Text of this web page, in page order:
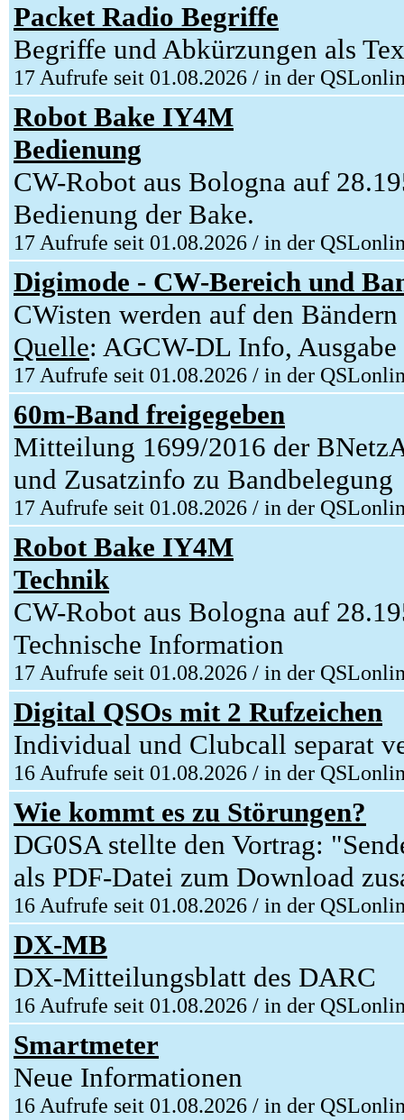
Packet Radio Begriffe
Begriffe und Abkürzungen als
17 Aufrufe seit 01.08.2026 / in der
Robot Bake IY4M
Bedienung
CW-Robot aus Bologna auf
Bedienung der Bake.
17 Aufrufe seit 01.08.2026 / in der
Digimode - CW-Bereich und
CWisten werden auf den
Quelle: AGCW-DL Info, Ausgabe
17 Aufrufe seit 01.08.2026 / in der
60m-Band freigegeben
Mitteilung 1699/2016 der
und Zusatzinfo zu Bandbelegung
17 Aufrufe seit 01.08.2026 / in der
Robot Bake IY4M
Technik
CW-Robot aus Bologna auf
Technische Information
17 Aufrufe seit 01.08.2026 / in der
Digital QSOs mit 2 Rufzeichen
Individual und Clubcall separat
16 Aufrufe seit 01.08.2026 / in der
Wie kommt es zu Störungen?
DG0SA stellte den Vortrag:
als PDF-Datei zum Download
16 Aufrufe seit 01.08.2026 / in der
DX-MB
DX-Mitteilungsblatt des DARC
16 Aufrufe seit 01.08.2026 / in der
Smartmeter
Neue Informationen
16 Aufrufe seit 01.08.2026 / in der